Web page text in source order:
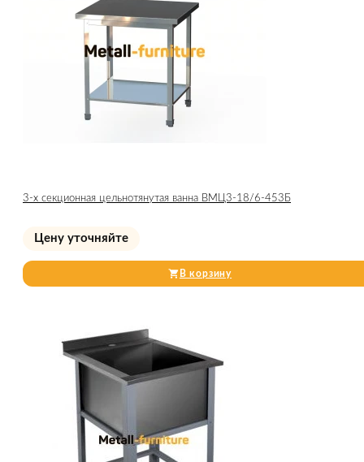
3-х секционная цельнотянутая ванна ВМЦ3-18/6-453Б
Цену уточняйте
В корзину